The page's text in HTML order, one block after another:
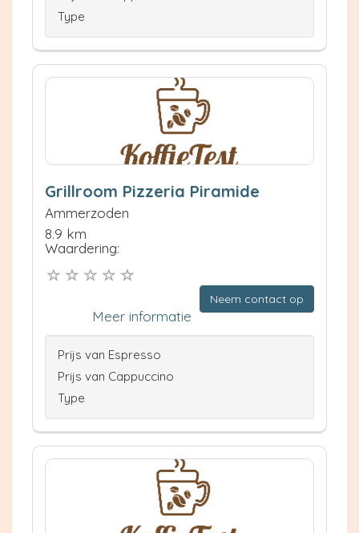
Type
Grillroom Pizzeria Piramide
Ammerzoden
8.9 km
Waardering:
Neem contact op
Meer informatie
Prijs van Espresso
Prijs van Cappuccino
Type